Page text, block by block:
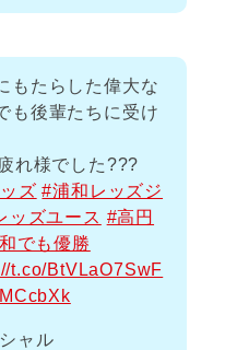
もたらした偉大な
も後輩たちに受け
れ様でした???
ズ #浦和レッズジ
ッズユース #高円
でも優勝
t.co/BtVLaO7SwF
ャル